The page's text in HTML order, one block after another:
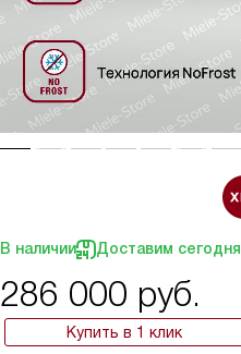
В наличии Доставим сегодня
286 000 руб.
Купить в 1 клик